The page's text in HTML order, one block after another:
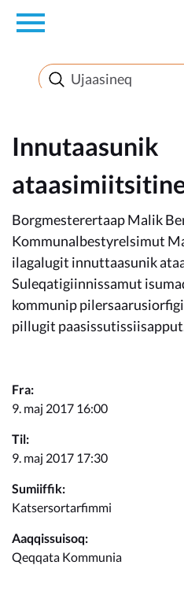
en
Innuttaasunut
Inuussutissarsiorneq
Politikki
Takornariat
Imminut sullinneq
Kommune pillugu
Innutaasunik
Borgmesterertaap Malik
Kommunalbestyrelsimut
ilagalugit innuttaasunik
Suleqatigiinnissamut
kommunip
pillugit
Fra:
9. maj 2017 16:00
Til:
9. maj 2017 17:30
Sumiiffik:
Katsersortarfimmi
Aaqqissuisoq:
Qeqqata Kommunia